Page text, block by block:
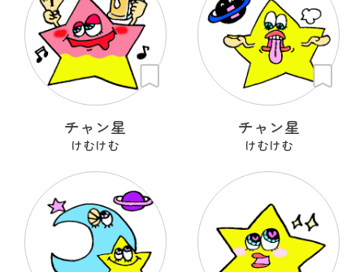
チャン星
けむけむ
チャン星
けむけむ